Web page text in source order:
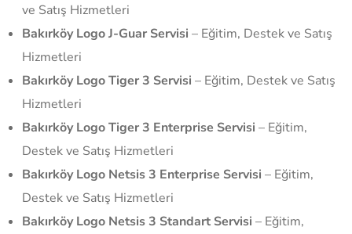
ve Satış Hizmetleri
Bakırköy Logo J-Guar Servisi – Eğitim, Destek ve Satış
Hizmetleri
Bakırköy Logo Tiger 3 Servisi – Eğitim, Destek ve Satış
Hizmetleri
Bakırköy Logo Tiger 3 Enterprise Servisi – Eğitim,
Destek ve Satış Hizmetleri
Bakırköy Logo Netsis 3 Enterprise Servisi – Eğitim,
Destek ve Satış Hizmetleri
Bakırköy Logo Netsis 3 Standart Servisi – Eğitim,